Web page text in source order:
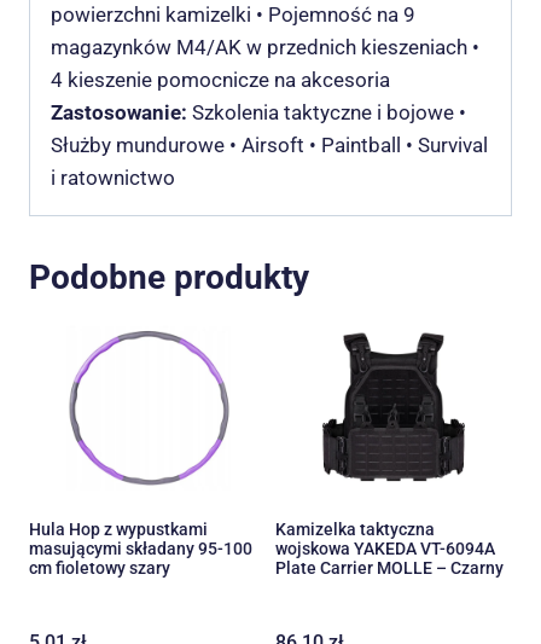
powierzchni kamizelki • Pojemność na 9
magazynków M4/AK w przednich kieszeniach •
4 kieszenie pomocnicze na akcesoria
Zastosowanie: Szkolenia taktyczne i bojowe •
Służby mundurowe • Airsoft • Paintball • Survival
i ratownictwo
Podobne produkty
Hula Hop z wypustkami
masującymi składany 95-100
cm fioletowy szary
Kamizelka taktyczna
wojskowa YAKEDA VT-6094A
Plate Carrier MOLLE – Czarny